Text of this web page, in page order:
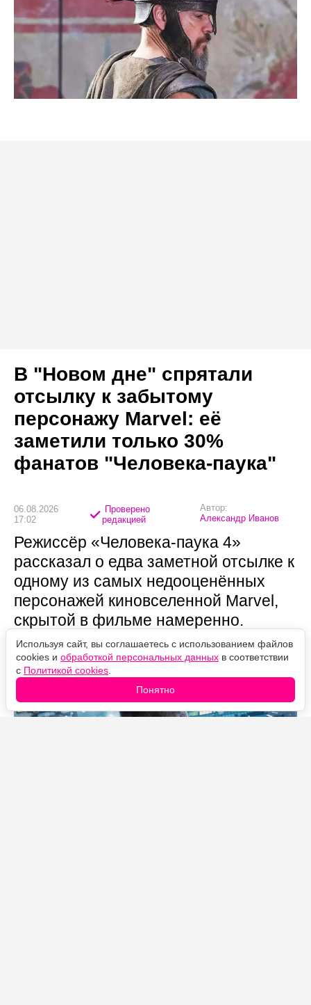
В "Новом дне" спрятали
отсылку к забытому
персонажу Marvel: её
заметили только 30%
фанатов "Человека-паука"
06.08.2026
17:02
Проверено
редакцией
Автор:
Александр Иванов
Режиссёр «Человека-паука 4»
рассказал о едва заметной отсылке к
одному из самых недооценённых
персонажей киновселенной Marvel,
скрытой в фильме намеренно.
Используя сайт, вы соглашаетесь с использованием файлов
cookies и обработкой персональных данных в соответствии
с Политикой cookies
Понятно